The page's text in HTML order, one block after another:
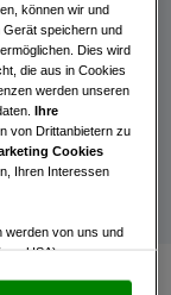
2024
107
aus
Italien und der
können wir und
Gerät speichern und
Dies wird
die aus in Cookies
werden unseren
Ihre
von Drittanbietern zu
Cookies
Ihren Interessen
werden von uns und
USA)